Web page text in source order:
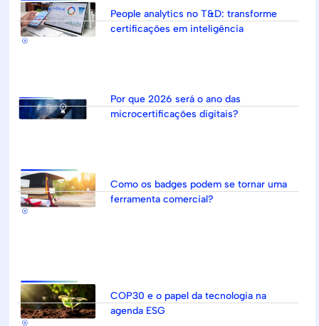
People analytics no T&D: transforme
certificações em inteligência
Por que 2026 será o ano das
microcertificações digitais?
Como os badges podem se tornar uma
ferramenta comercial?
COP30 e o papel da tecnologia na
agenda ESG